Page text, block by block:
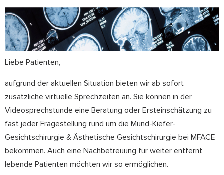
Liebe Patienten,
aufgrund der aktuellen Situation bieten wir ab sofort
zusätzliche virtuelle Sprechzeiten an. Sie können in der
Videosprechstunde eine Beratung oder Ersteinschätzung zu
fast jeder Fragestellung rund um die Mund-Kiefer-
Gesichtschirurgie & Ästhetische Gesichtschirurgie bei MFACE
bekommen. Auch eine Nachbetreuung für weiter entfernt
lebende Patienten möchten wir so ermöglichen.